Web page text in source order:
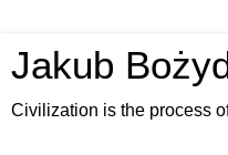
Jakub
Civilization is the process